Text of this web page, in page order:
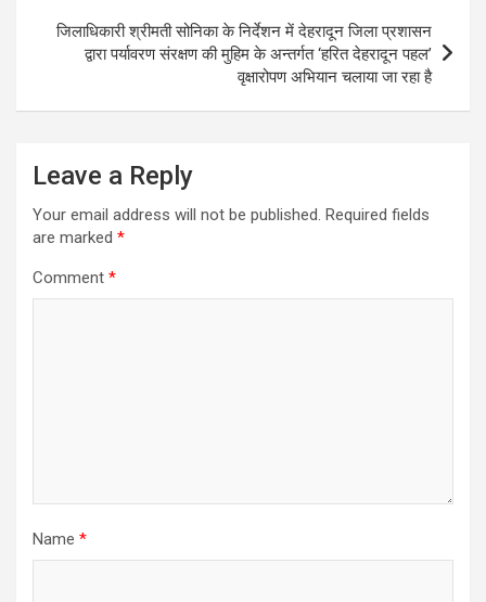
जिलाधिकारी श्रीमती सोनिका के निर्देशन में देहरादून जिला प्रशासन
द्वारा पर्यावरण संरक्षण की मुहिम के अन्तर्गत ‘हरित देहरादून पहल’
वृक्षारोपण अभियान चलाया जा रहा है
Leave a Reply
Your email address will not be published. Required fields
are marked *
Comment *
Name *